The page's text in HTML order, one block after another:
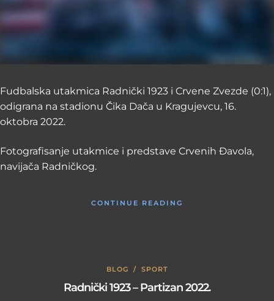
Fudbalska utakmica Radnički 1923 i Crvene Zvezde (0:1),
odigrana na stadionu Čika Dača u Kragujevcu, 16.
oktobra 2022.
Fotografisanje utakmice i predstave Crvenih Đavola,
navijača Radničkog.
CONTINUE READING
BLOG / SPORT
Radnički 1923 – Partizan 2022.